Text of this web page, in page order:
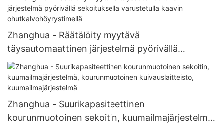
valmistaja
Zhanghua - Räätälöity myytävä
täysautomaattinen järjestelmä pyörivällä
sekoituksella varustetulla kaavin
ohutkalvohöyrystimellä
Zhanghua - Suurikapasiteettinen
kourunmuotoinen sekoitin, kuumailmajärjestelmä,